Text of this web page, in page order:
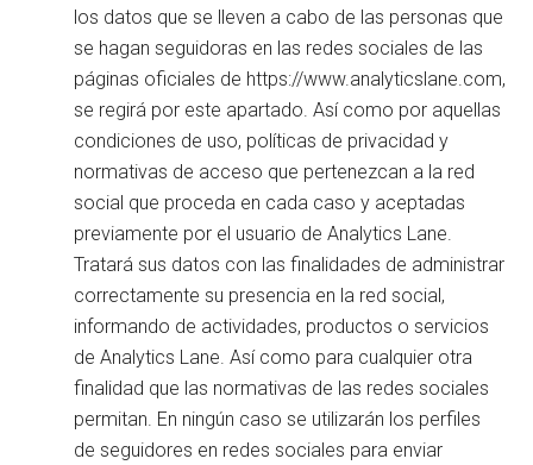
los datos que se lleven a cabo de las personas que
se hagan seguidoras en las redes sociales de las
páginas oficiales de https://www.analyticslane.com,
se regirá por este apartado. Así como por aquellas
condiciones de uso, políticas de privacidad y
normativas de acceso que pertenezcan a la red
social que proceda en cada caso y aceptadas
previamente por el usuario de Analytics Lane.
Tratará sus datos con las finalidades de administrar
correctamente su presencia en la red social,
informando de actividades, productos o servicios
de Analytics Lane. Así como para cualquier otra
finalidad que las normativas de las redes sociales
permitan. En ningún caso se utilizarán los perfiles
de seguidores en redes sociales para enviar